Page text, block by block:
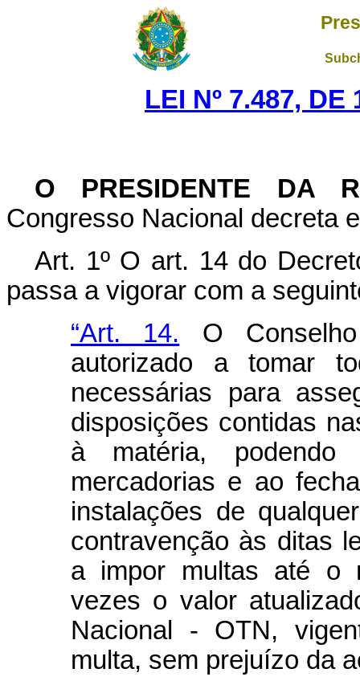
LEI Nº 7.487, DE
O PRESIDENTE DA
Congresso Nacional decreta
Art. 1º O art. 14 do
passa a vigorar com a
“Art. 14. O
autorizado a tomar
necessárias para
disposições contidas
à matéria,
mercadorias e ao
instalações de
contravenção às ditas
a impor multas até o
vezes o valor
Nacional - OTN,
multa, sem prejuízo da